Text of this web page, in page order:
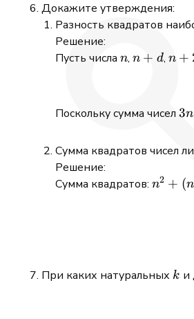
Докажите утверждения:
Разность квадратов
Решение:
Пусть числа n
n, n
n + d, n
n +
Поскольку сумма чисел3n
3n
Сумма квадратов чисел
Решение:
Сумма квадратов: n^2
2d)^2
n2 + (n
При каких натуральных k
k и